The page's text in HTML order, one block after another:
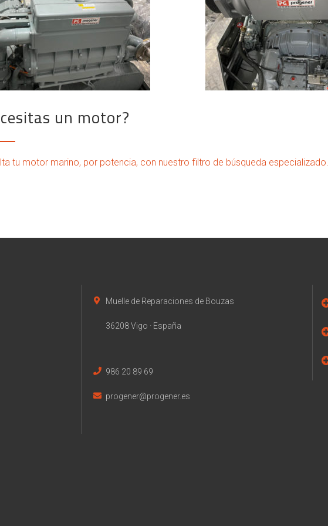
un motor?
tu motor marino, por potencia, con nuestro filtro de búsqueda especializado.
Muelle de Reparaciones de Bouzas
36208 Vigo · España
986 20 89 69
progener@progener.es